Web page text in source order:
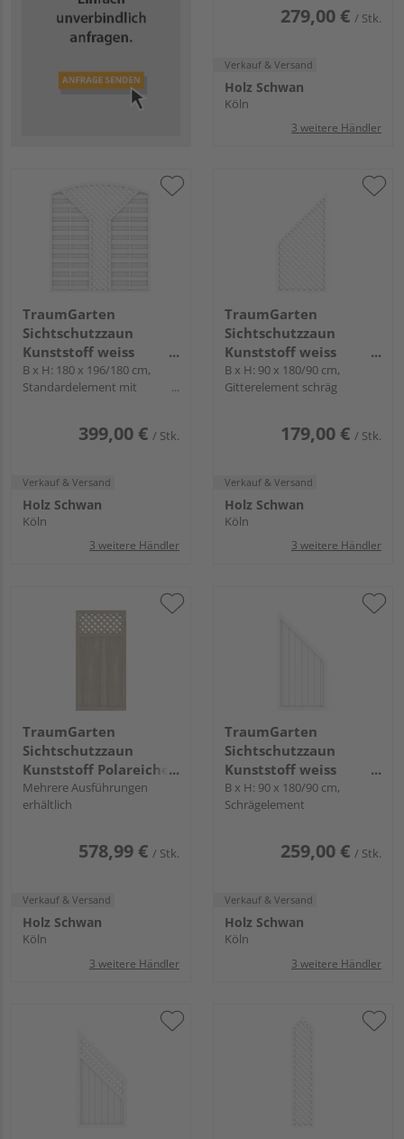
279,00 € / Stk.
Verkauf & Versand
Holz Schwan
Köln
3 weitere Händler
TraumGarten
Sichtschutzzaun
Kunststoff weiss
"LONGLIFE ROMO"
B x H: 180 x 196/180 cm,
Standardelement mit
399,00 € / Stk.
Verkauf & Versand
Holz Schwan
Köln
3 weitere Händler
TraumGarten
Sichtschutzzaun
Kunststoff weiss
"LONGLIFE"
B x H: 90 x 180/90 cm,
Gitterelement schräg
179,00 € / Stk.
Verkauf & Versand
Holz Schwan
Köln
3 weitere Händler
TraumGarten
Sichtschutzzaun
Kunststoff Polareiche
"LONGLIFE RIVA"
Mehrere Ausführungen
erhältlich
578,99 € / Stk.
Verkauf & Versand
Holz Schwan
Köln
3 weitere Händler
TraumGarten
Sichtschutzzaun
Kunststoff weiss
"LONGLIFE RIVA"
B x H: 90 x 180/90 cm,
Schrägelement
259,00 € / Stk.
Verkauf & Versand
Holz Schwan
Köln
3 weitere Händler